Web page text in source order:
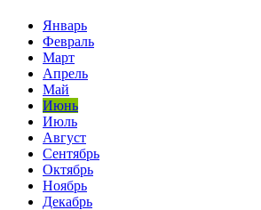
Январь
Февраль
Март
Апрель
Май
Июнь
Июль
Август
Сентябрь
Октябрь
Ноябрь
Декабрь